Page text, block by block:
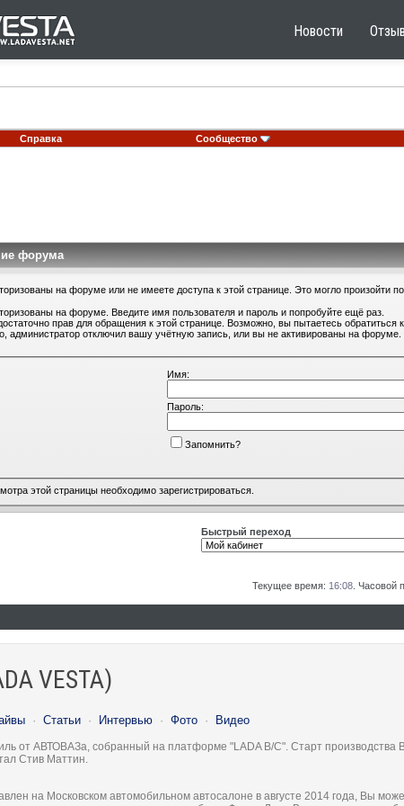
Новости
Справка Сообщество
форума
на форуме или не имеете доступа к этой странице. Это могло произойти
на форуме. Введите имя пользователя и пароль и попробуйте ещё раз.
прав для обращения к этой странице. Возможно, вы пытаетесь
администратор отключил вашу учётную запись, или вы не активированы на форуме.
Имя:
Пароль:
Запомнить?
этой страницы необходимо зарегистрироваться
Быстрый переход
Текущее время: 16:08 . Часовой
VESTA)
· Статьи · Интервью · Фото · Видео
от АВТОВАЗа, собранный на платформе "LADA B/C". Старт производства
Стив Маттин.
на Московском автомобильном автосалоне в августе 2014 года, Вы